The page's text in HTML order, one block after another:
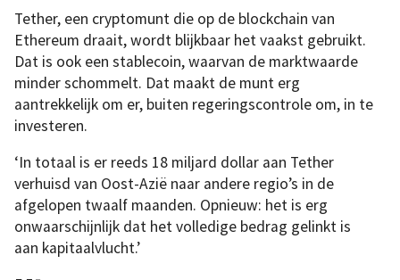
Tether, een cryptomunt die op de blockchain van
Ethereum draait, wordt blijkbaar het vaakst gebruikt.
Dat is ook een stablecoin, waarvan de marktwaarde
minder schommelt. Dat maakt de munt erg
aantrekkelijk om er, buiten regeringscontrole om, in te
investeren.
‘In totaal is er reeds 18 miljard dollar aan Tether
verhuisd van Oost-Azië naar andere regio’s in de
afgelopen twaalf maanden. Opnieuw: het is erg
onwaarschijnlijk dat het volledige bedrag gelinkt is
aan kapitaalvlucht.’